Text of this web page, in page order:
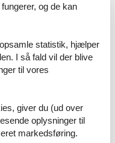
hund du beslutter dig for,
som udlejer
hund til en pris, som er
og de kan
statistik, hjælper
I så fald vil der blive
til vores
giver du (ud over
oplysninger til
markedsføring.